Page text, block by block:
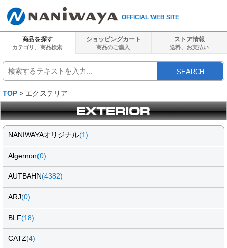
OFFICIAL WEB SITE
商品を探す
カテゴリ、商品検索
ショッピングカート
商品のご購入
ストア情報
送料、 お支払い
SEARCH
TOP > エクステリア
NANIWAYAオリジナル(1)
Algernon(0)
AUTBAHN(4382)
ARJ(0)
BLF(18)
CATZ(4)